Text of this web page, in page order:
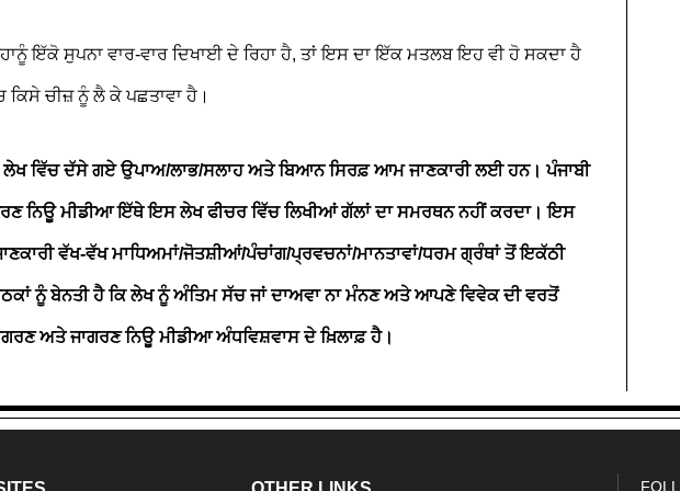
ਇੱਕੋ ਸੁਪਨਾ ਵਾਰ-ਵਾਰ ਦਿਖਾਈ ਦੇ ਰਿਹਾ ਹੈ, ਤਾਂ ਇਸ ਦਾ ਇੱਕ ਮਤਲਬ ਇਹ ਵੀ ਹੋ ਸਕਦਾ ਹੈ
ਕਿਸੇ ਚੀਜ਼ ਨੂੰ ਲੈ ਕੇ ਪਛਤਾਵਾ ਹੈ।
ਵਿੱਚ ਦੱਸੇ ਗਏ ਉਪਾਅ/ਲਾਭ/ਸਲਾਹ ਅਤੇ ਬਿਆਨ ਸਿਰਫ਼ ਆਮ ਜਾਣਕਾਰੀ ਲਈ ਹਨ। ਪੰਜਾਬੀ
ਨਿਊ ਮੀਡੀਆ ਇੱਥੇ ਇਸ ਲੇਖ ਫੀਚਰ ਵਿੱਚ ਲਿਖੀਆਂ ਗੱਲਾਂ ਦਾ ਸਮਰਥਨ ਨਹੀਂ ਕਰਦਾ। ਇਸ
ਵੱਖ-ਵੱਖ ਮਾਧਿਅਮਾਂ/ਜੋਤਸ਼ੀਆਂ/ਪੰਚਾਂਗ/ਪ੍ਰਵਚਨਾਂ/ਮਾਨਤਾਵਾਂ/ਧਰਮ ਗ੍ਰੰਥਾਂ ਤੋਂ ਇਕੱਠੀ
ਨੂੰ ਬੇਨਤੀ ਹੈ ਕਿ ਲੇਖ ਨੂੰ ਅੰਤਿਮ ਸੱਚ ਜਾਂ ਦਾਅਵਾ ਨਾ ਮੰਨਣ ਅਤੇ ਆਪਣੇ ਵਿਵੇਕ ਦੀ ਵਰਤੋਂ
ਅਤੇ ਜਾਗਰਣ ਨਿਊ ਮੀਡੀਆ ਅੰਧਵਿਸ਼ਵਾਸ ਦੇ ਖ਼ਿਲਾਫ਼ ਹੈ।